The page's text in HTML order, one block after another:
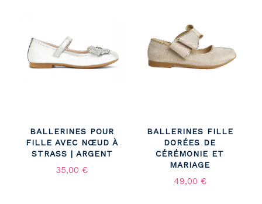
BALLERINES POUR
FILLE AVEC NŒUD À
STRASS | ARGENT
35,00 €
BALLERINES FILLE
DORÉES DE
CÉRÉMONIE ET
MARIAGE
49,00 €